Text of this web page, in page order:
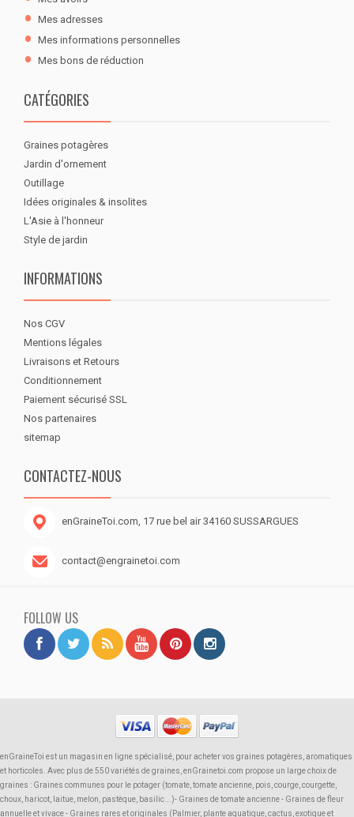
Mes adresses
Mes informations personnelles
Mes bons de réduction
CATÉGORIES
Graines potagères
Jardin d'ornement
Outillage
Idées originales & insolites
L'Asie à l'honneur
Style de jardin
INFORMATIONS
Nos CGV
Mentions légales
Livraisons et Retours
Conditionnement
Paiement sécurisé SSL
Nos partenaires
sitemap
CONTACTEZ-NOUS
enGraineToi.com, 17 rue bel air 34160 SUSSARGUES
contact@engrainetoi.com
FOLLOW US
enGraineToi est un magasin en ligne spécialisé, pour acheter vos graines potagères, aromatiques
et horticoles. Avec plus de 550 variétés de graines, enGrainetoi.com propose un large choix de
graines : Graines communes pour le potager (tomate, tomate ancienne, pois, courge, courgette,
choux, haricot, laitue, melon, pastèque, basilic...)- Graines de tomate ancienne - Graines de fleur
annuelle et vivace - Graines rares et originales (Palmier, plante aquatique, cactus, exotique et